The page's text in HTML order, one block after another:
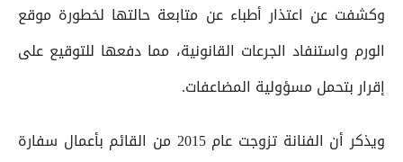
وكشفت عن اعتذار أطباء عن متابعة حالتها لخطورة موقع
الورم واستنفاد الجرعات القانونية، مما دفعها للتوقيع على
إقرار بتحمل مسؤولية المضاعفات.
ويذكر أن الفنانة تزوجت عام 2015 من القائم بأعمال سفارة